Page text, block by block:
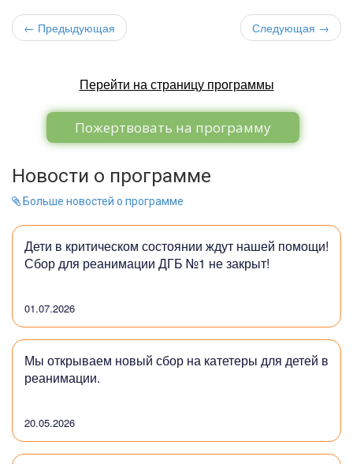
← Предыдующая Следующая →
Перейти на страницу программы
Пожертвовать на программу
Новости о программе
Больше новостей о программе
Дети в критическом состоянии ждут нашей помощи!
Сбор для реанимации ДГБ №1 не закрыт!
01.07.2026
Мы открываем новый сбор на катетеры для детей в
реанимации.
20.05.2026